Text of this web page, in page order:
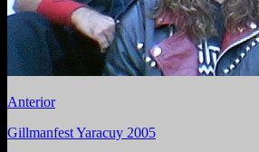
Anterior
Gillmanfest Yaracuy 2005